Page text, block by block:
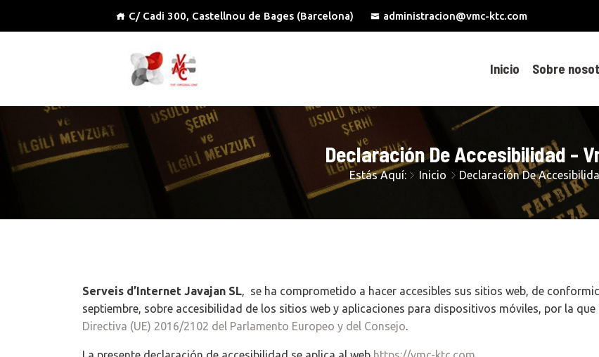
C/ Cadi 300, Castellnou de Bages (Barcelona) administracion@vmc-ktc.com
Inicio Sobre
Declaración De Accesibilidad -
Estás Aquí: Inicio Declaración De
Serveis d’Internet Javajan SL, se ha comprometido a hacer accesibles sus sitios web, de
septiembre, sobre accesibilidad de los sitios web y aplicaciones para dispositivos móviles, por la
Directiva (UE) 2016/2102 del Parlamento Europeo y del Consejo.